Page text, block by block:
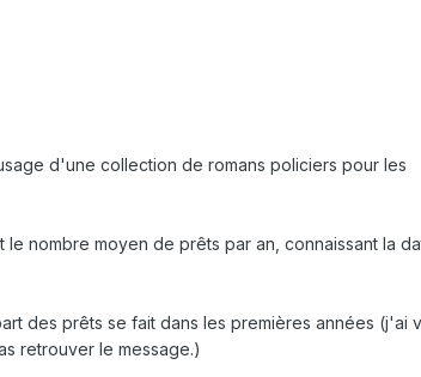
d'une collection de romans policiers pour les
nombre moyen de prêts par an, connaissant la
des prêts se fait dans les premières années (j'ai
retrouver le message.)